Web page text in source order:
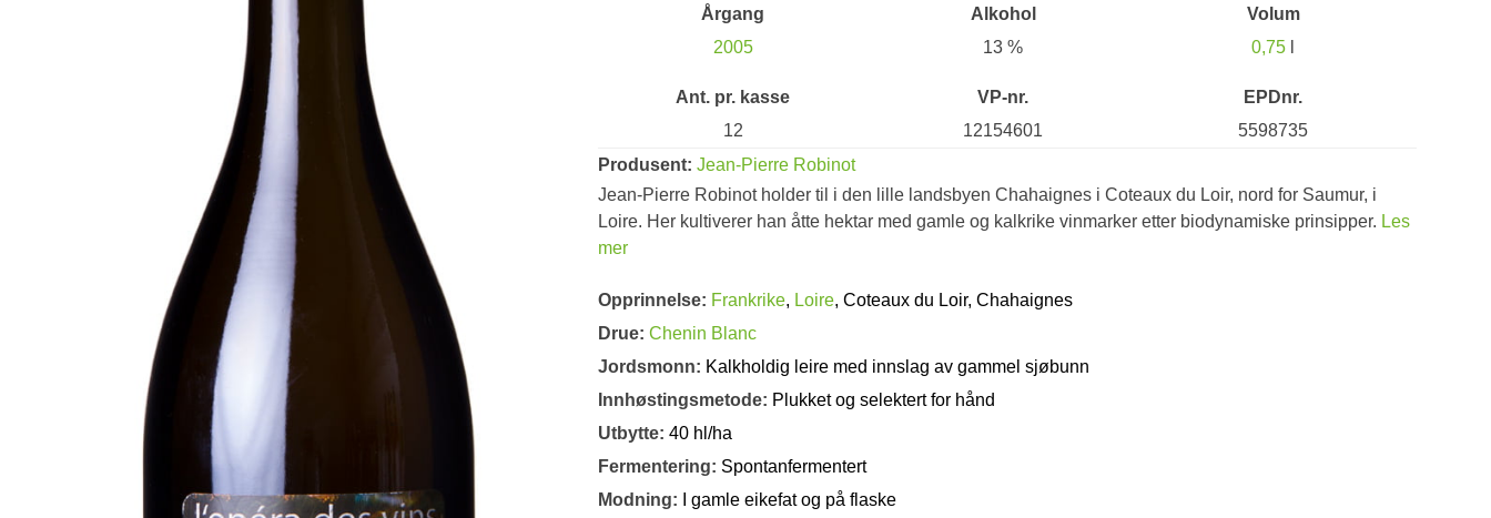
Årgang
2005
Alkohol
13 %
Volum
0,75
Ant. pr. kasse
12
VP-nr.
12154601
EPDnr.
5598735
Produsent: Jean-Pierre Robinot
Jean-Pierre Robinot holder til i den lille landsbyen Chahaignes i Coteaux du Loir, nord for Saumur, i
Loire. Her kultiverer han åtte hektar med gamle og kalkrike vinmarker etter biodynamiske prinsipper. Les
mer
Opprinnelse: Frankrike, Loire, Coteaux du Loir, Chahaignes
Drue: Chenin Blanc
Jordsmonn: Kalkholdig leire med innslag av gammel sjøbunn
Innhøstingsmetode: Plukket og selektert for hånd
Utbytte: 40 hl/ha
Fermentering: Spontanfermentert
Modning:
I gamle eikefat og på flaske